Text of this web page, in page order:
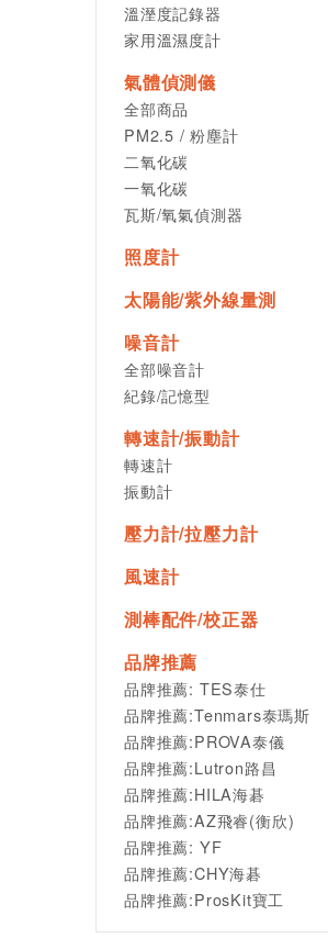
溫溼度記錄器
家用溫濕度計
氣體偵測儀
全部商品
PM2.5 / 粉塵計
二氧化碳
一氧化碳
瓦斯/氧氣偵測器
照度計
太陽能/紫外線量測
噪音計
全部噪音計
紀錄/記憶型
轉速計/振動計
轉速計
振動計
壓力計/拉壓力計
風速計
測棒配件/校正器
品牌推薦
品牌推薦: TES泰仕
品牌推薦:Tenmars泰瑪斯
品牌推薦:PROVA泰儀
品牌推薦:Lutron路昌
品牌推薦:HILA海碁
品牌推薦:AZ飛睿(衡欣)
品牌推薦: YF
品牌推薦:CHY海碁
品牌推薦:ProsKit寶工